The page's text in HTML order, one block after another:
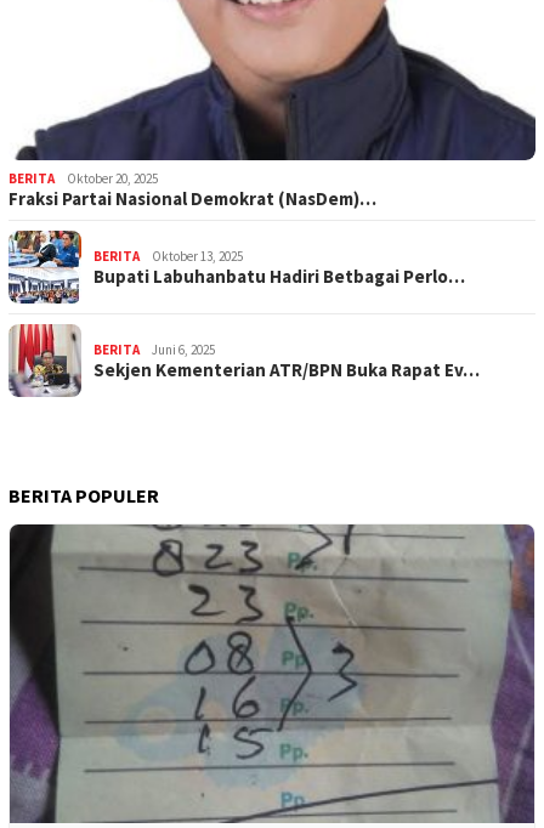
BERITA Oktober 20, 2025
Fraksi Partai Nasional Demokrat (NasDem)…
BERITA Oktober 13, 2025
Bupati Labuhanbatu Hadiri Betbagai Perlo…
BERITA Juni 6, 2025
Sekjen Kementerian ATR/BPN Buka Rapat Ev…
BERITA POPULER